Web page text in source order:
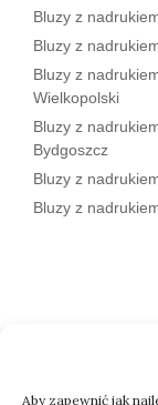
Aby zapewnić jak
Bluzy z
Bluzy z
Bluzy z
Wielkopolski
Bluzy z
Bydgoszcz
Bluzy z
Bluzy z